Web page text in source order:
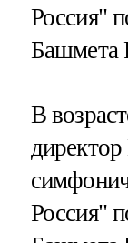
Россия"
Башмета
В
директор
Россия"